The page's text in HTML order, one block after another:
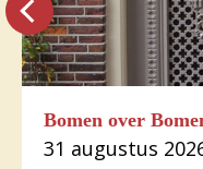
Bomen over
31 augustus